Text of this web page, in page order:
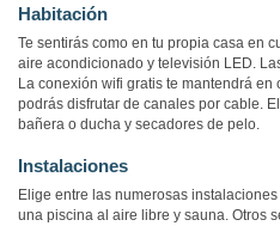
Habitación
Te sentirás como en tu propia casa en
aire acondicionado y televisión LED.
La conexión wifi gratis te mantendrá en
podrás disfrutar de canales por cable.
bañera o ducha y secadores de pelo.
Instalaciones
Elige entre las numerosas
una piscina al aire libre y sauna. Otros